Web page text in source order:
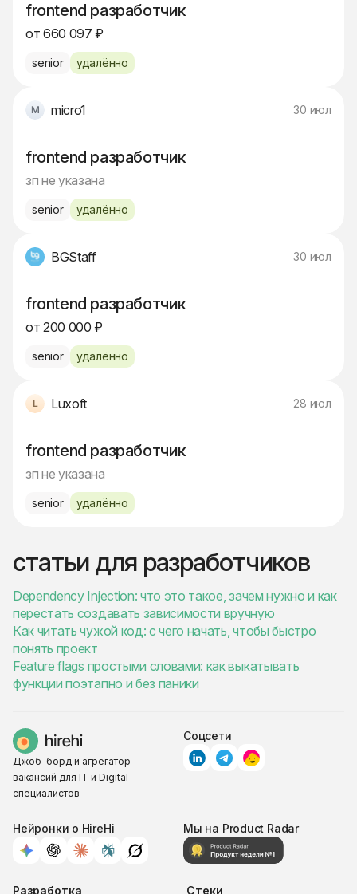
frontend разработчик
от 660 097 ₽
senior удалённо
micro1 30 июл
frontend разработчик
зп не указана
senior удалённо
BGStaff 30 июл
frontend разработчик
от 200 000 ₽
senior удалённо
Luxoft 28 июл
frontend разработчик
зп не указана
senior удалённо
статьи для разработчиков
Dependency Injection: что это такое, зачем нужно и как
перестать создавать зависимости вручную
Как читать чужой код: с чего начать, чтобы быстро
понять проект
Feature flags простыми словами: как выкатывать
функции поэтапно и без паники
Джоб-борд и агрегатор
вакансий для IT и Digital-
специалистов
Соцсети
Нейронки о HireHi Мы на Product Radar
Разработка Стеки